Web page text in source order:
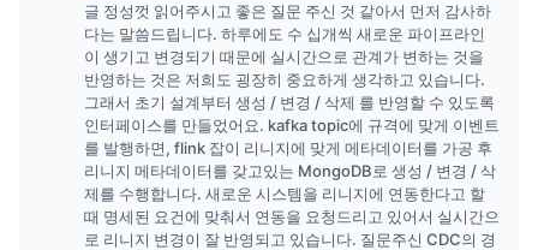
글 정성껏 읽어주시고 좋은 질문 주신 것 같아서 먼저 감사하
다는 말씀드립니다. 하루에도 수 십개씩 새로운 파이프라인
이 생기고 변경되기 때문에 실시간으로 관계가 변하는 것을
반영하는 것은 저희도 굉장히 중요하게 생각하고 있습니다.
그래서 초기 설계부터 생성 / 변경 / 삭제 를 반영할 수 있도록
인터페이스를 만들었어요. kafka topic에 규격에 맞게 이벤트
를 발행하면, flink 잡이 리니지에 맞게 메타데이터를 가공 후
리니지 메타데이터를 갖고있는 MongoDB로 생성 / 변경 / 삭
제를 수행합니다. 새로운 시스템을 리니지에 연동한다고 할
때 명세된 요건에 맞춰서 연동을 요청드리고 있어서 실시간으
로 리니지 변경이 잘 반영되고 있습니다. 질문주신 CDC의 경